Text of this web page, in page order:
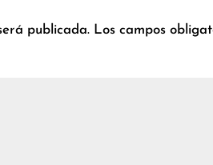
publicada. Los campos